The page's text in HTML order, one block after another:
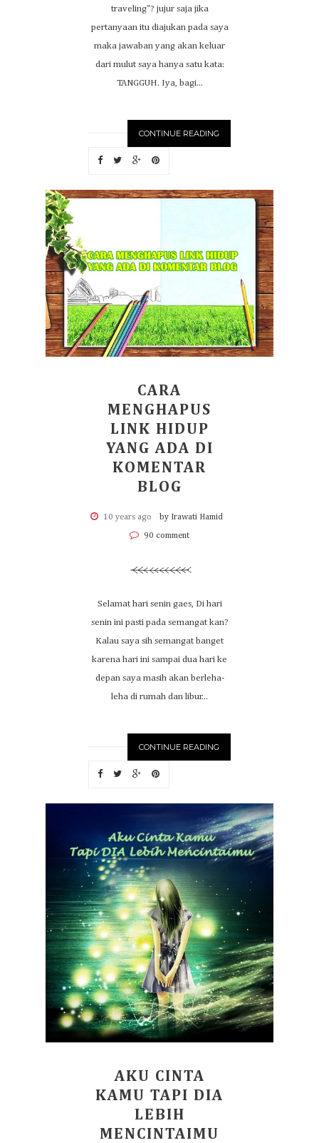
traveling"? jujur saja jika
pertanyaan itu diajukan pada saya
maka jawaban yang akan keluar
dari mulut saya hanya satu kata:
TANGGUH. Iya, bagi...
CONTINUE READING
CARA
MENGHAPUS
LINK HIDUP
YANG ADA DI
KOMENTAR
BLOG
10 years ago by Irawati Hamid
90 comment
Selamat hari senin gaes, Di hari
senin ini pasti pada semangat kan?
Kalau saya sih semangat banget
karena hari ini sampai dua hari ke
depan saya masih akan berleha-
leha di rumah dan libur...
CONTINUE READING
AKU CINTA
KAMU TAPI DIA
LEBIH
MENCINTAIMU